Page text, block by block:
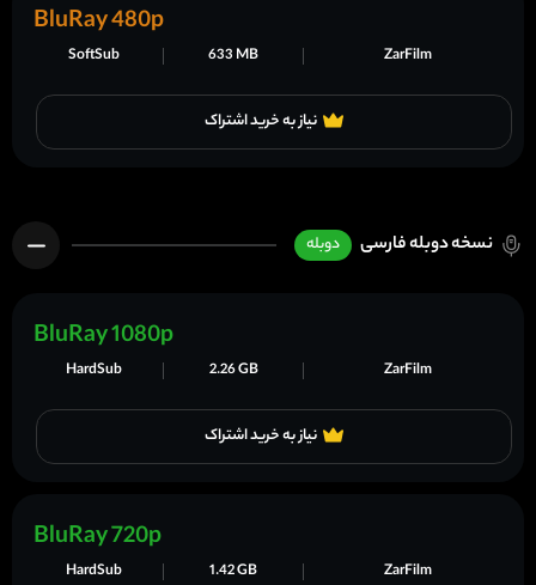
نیاز به خرید اشتراک
ZarFilm
633 MB
SoftSub
BluRay 480p
نسخه دوبله فارسی دوبله
نیاز به خرید اشتراک
ZarFilm
2.26 GB
HardSub
BluRay 1080p
ZarFilm
1.42 GB
HardSub
BluRay 720p